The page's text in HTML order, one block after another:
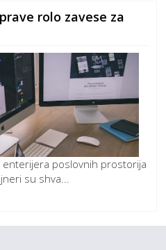
rolo zavese za
enterijera poslovnih prostorija
su shva...